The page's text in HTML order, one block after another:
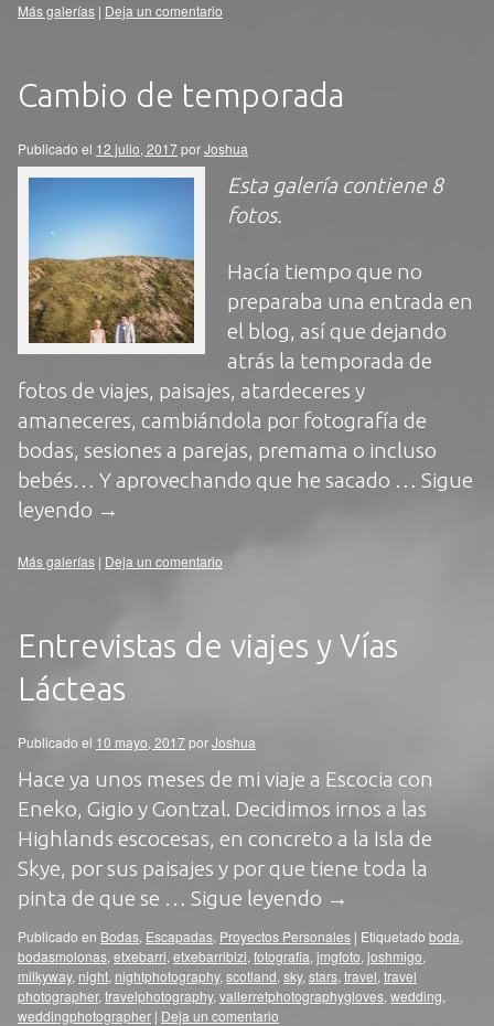
Más galerías | Deja un comentario
Cambio de temporada
Publicado el 12 julio, 2017porJoshua
Esta galería contiene 8
fotos.
Hacía tiempo que no
preparaba una entrada en
el blog, así que dejando
atrás la temporada de
fotos de viajes, paisajes, atardeceres y
amaneceres, cambiándola por fotografía de
bodas, sesiones a parejas, premama o incluso
bebés… Y aprovechando que he sacado … Sigue
leyendo →
Más galerías | Deja un comentario
Entrevistas de viajes y Vías
Lácteas
Publicado el 10 mayo, 2017porJoshua
Hace ya unos meses de mi viaje a Escocia con
Eneko, Gigio y Gontzal. Decidimos irnos a las
Highlands escocesas, en concreto a la Isla de
Skye, por sus paisajes y por que tiene toda la
pinta de que se … Sigue leyendo →
Publicado en Bodas, Escapadas, Proyectos Personales | Etiquetado boda,
bodasmolonas, etxebarri, etxebarribizi, fotografia, jmgfoto, joshmigo,
milkyway, night, nightphotography, scotland, sky, stars, travel, travel
photographer, travelphotography, vallerretphotographygloves, wedding,
weddingphotographer | Deja un comentario